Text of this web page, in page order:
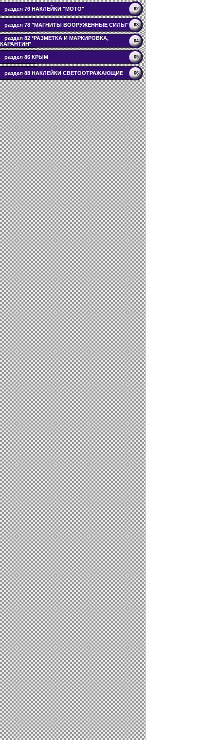
раздел 76 НАКЛЕЙКИ "МОТО" 62
раздел 78 "МАГНИТЫ ВООРУЖЕННЫЕ СИЛЫ" 63
раздел 82 *РАЗМЕТКА И МАРКИРОВКА,
КАРАНТИН*
64
раздел 86 КРЫМ 65
раздел 88 НАКЛЕЙКИ СВЕТООТРАЖАЮЩИЕ 66